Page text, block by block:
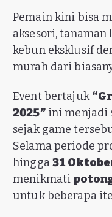
Pemain kini bisa
aksesori,
kebun eksklusif
murah dari
Event bertajuk
2025”ini menjadi
sejak game
Selama periode
hingga31
menikmati
untuk beberapa